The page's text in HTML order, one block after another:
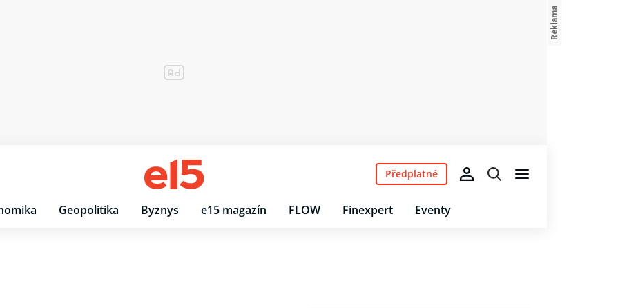
Geopolitika Byznys e15 magazín FLOW Finexpert Eventy
Předplatné